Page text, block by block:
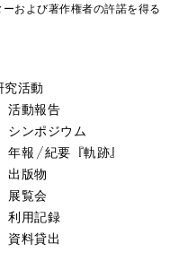
および著作権者の許諾を得る
究活動
活動報告
シンポジウム
年報／紀要『軌跡』
出版物
展覧会
利用記録
資料貸出